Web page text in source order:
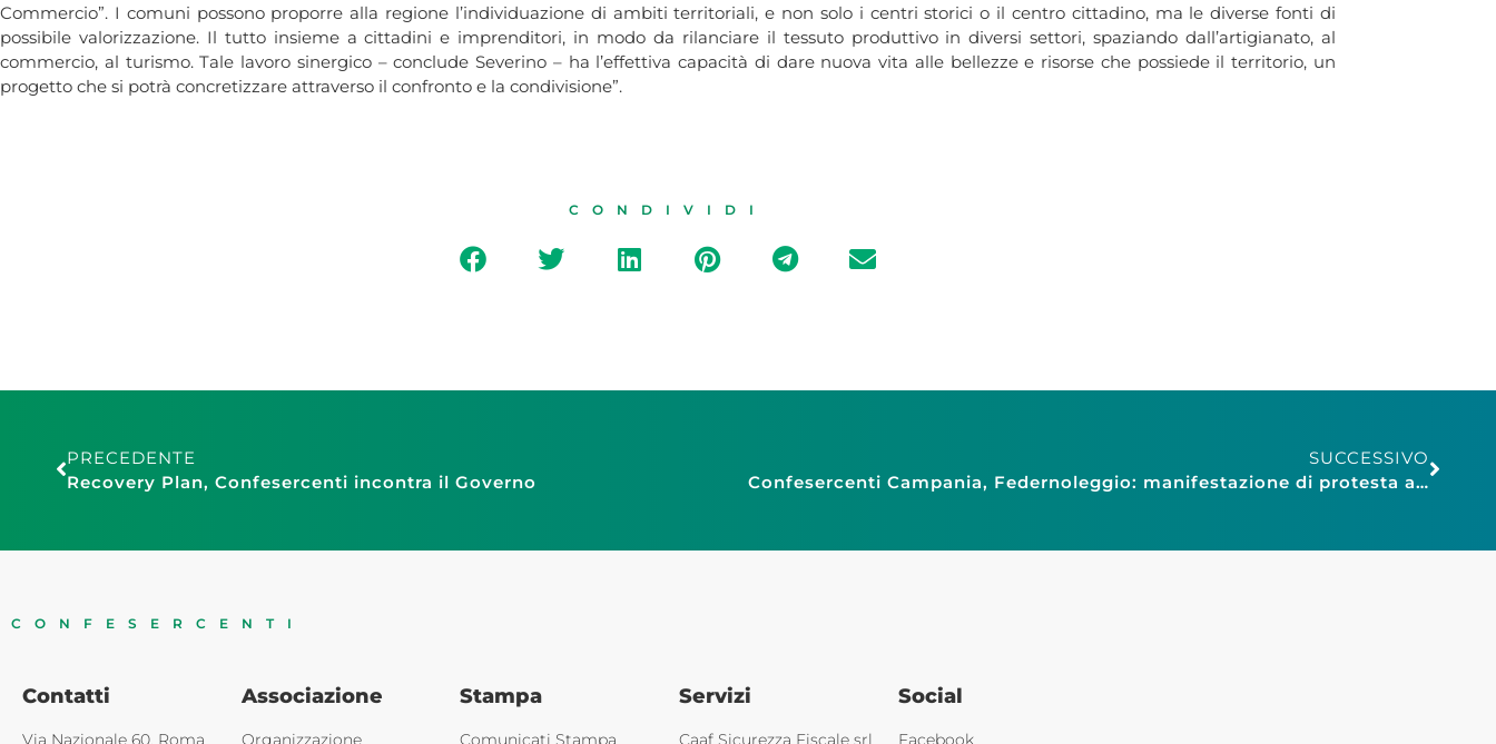
Commercio”. I comuni possono proporre alla regione l’individuazione di ambiti territoriali, e non solo i centri storici o il centro cittadino, ma le diverse fonti di
possibile valorizzazione. Il tutto insieme a cittadini e imprenditori, in modo da rilanciare il tessuto produttivo in diversi settori, spaziando dall’artigianato, al
commercio, al turismo. Tale lavoro sinergico – conclude Severino – ha l’effettiva capacità di dare nuova vita alle bellezze e risorse che possiede il territorio, un
progetto che si potrà concretizzare attraverso il confronto e la condivisione”.
CONDIVIDI
PRECEDENTE
Recovery Plan, Confesercenti incontra il Governo
SUCCESSIVO
Confesercenti Campania, Federnoleggio: manifestazione di protesta a Napoli delle aziende di noleggio auto e bus turismo
CONFESERCENTI
Contatti
Via Nazionale 60, Roma
Associazione
Organizzazione
Stampa
Comunicati Stampa
Servizi
Caaf Sicurezza Fiscale srl
Social
Facebook